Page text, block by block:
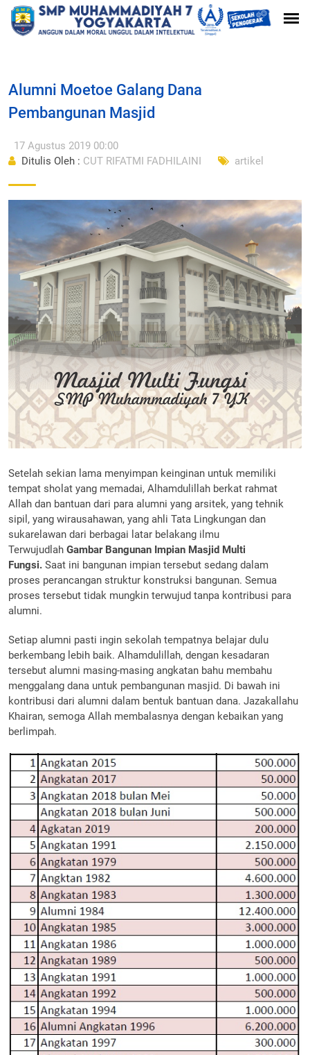
Alumni Moetoe Galang Dana
Pembangunan Masjid
17 Agustus 2019 00:00
Ditulis Oleh : CUT RIFATMI FADHILAINI artikel
Setelah sekian lama menyimpan keinginan untuk memiliki
tempat sholat yang memadai, Alhamdulillah berkat rahmat
Allah dan bantuan dari para alumni yang arsitek, yang tehnik
sipil, yang wirausahawan, yang ahli Tata Lingkungan dan
sukarelawan dari berbagai latar belakang ilmu
Terwujudlah Gambar Bangunan Impian Masjid Multi
Fungsi. Saat ini bangunan impian tersebut sedang dalam
proses perancangan struktur konstruksi bangunan. Semua
proses tersebut tidak mungkin terwujud tanpa kontribusi para
alumni.
Setiap alumni pasti ingin sekolah tempatnya belajar dulu
berkembang lebih baik. Alhamdulillah, dengan kesadaran
tersebut alumni masing-masing angkatan bahu membahu
menggalang dana untuk pembangunan masjid. Di bawah ini
kontribusi dari alumni dalam bentuk bantuan dana. Jazakallahu
Khairan, semoga Allah membalasnya dengan kebaikan yang
berlimpah.